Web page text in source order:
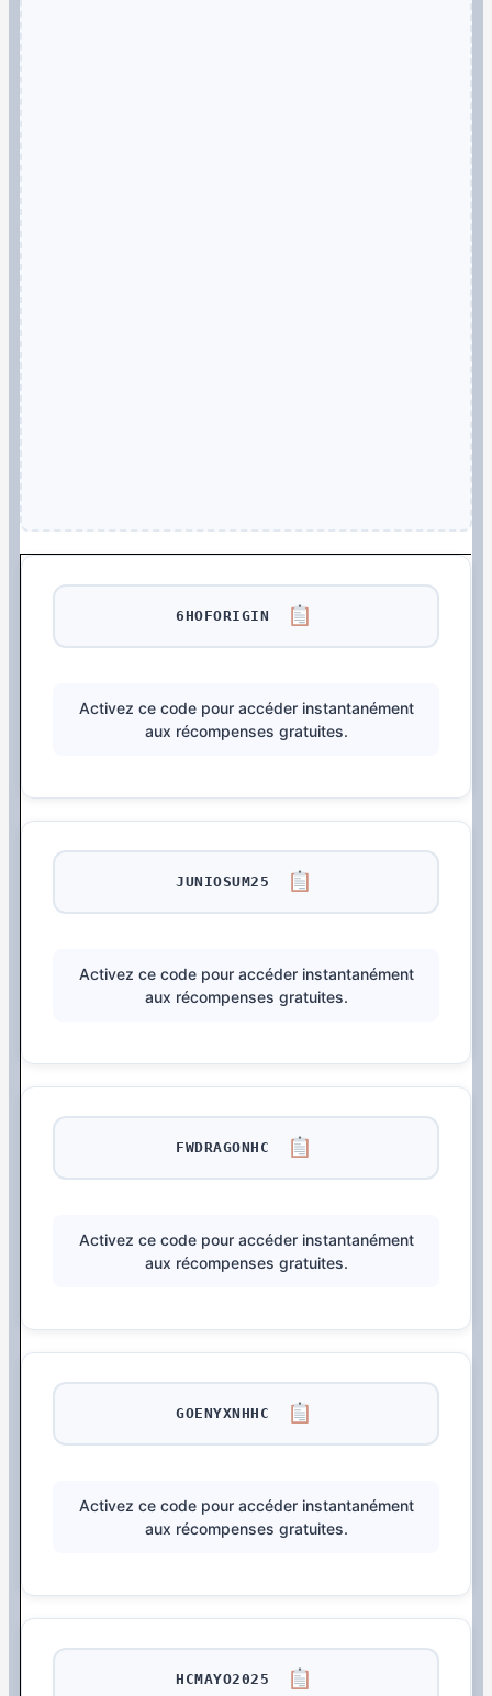
6HOFORIGIN
Activez ce code pour accéder instantanément
aux récompenses gratuites.
JUNIOSUM25
Activez ce code pour accéder instantanément
aux récompenses gratuites.
FWDRAGONHC
Activez ce code pour accéder instantanément
aux récompenses gratuites.
GOENYXNHHC
Activez ce code pour accéder instantanément
aux récompenses gratuites.
HCMAYO2025